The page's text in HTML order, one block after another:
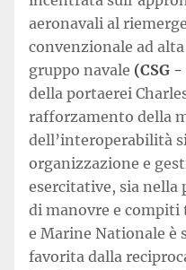
aeronavali al
convenzionale ad
gruppo navale (CSG
della portaerei
rafforzamento della
dell’interoperabilità
organizzazione e
esercitative, sia
di manovre e
e Marine Nationale è
favorita dalla